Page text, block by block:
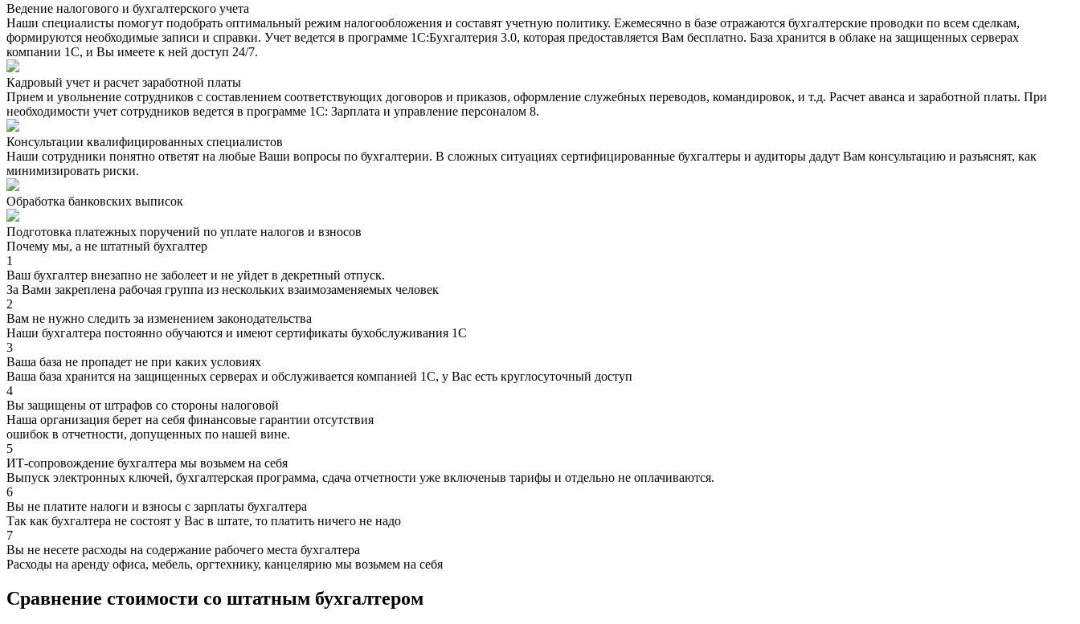
Ведение налогового и бухгалтерского учета
Наши специалисты помогут подобрать оптимальный режим налогообложения и составят учетную политику. Ежемесячно в базе отражаются бухгалтерские проводки по всем сделкам,
формируются необходимые записи и справки. Учет ведется в программе 1С:Бухгалтерия 3.0, которая предоставляется Вам бесплатно. База хранится в облаке на защищенных серверах
компании 1С, и Вы имеете к ней доступ 24/7.
Кадровый учет и расчет заработной платы
Прием и увольнение сотрудников с составлением соответствующих договоров и приказов, оформление служебных переводов, командировок, и т.д. Расчет аванса и заработной платы. При
необходимости учет сотрудников ведется в программе 1С: Зарплата и управление персоналом 8.
Консультации квалифицированных специалистов
Наши сотрудники понятно ответят на любые Ваши вопросы по бухгалтерии. В сложных ситуациях сертифицированные бухгалтеры и аудиторы дадут Вам консультацию и разъяснят, как
минимизировать риски.
Обработка банковских выписок
Подготовка платежных поручений по уплате налогов и взносов
Почему мы, а не штатный бухгалтер
1
Ваш бухгалтер внезапно не заболеет и не уйдет в декретный отпуск.
За Вами закреплена рабочая группа из нескольких взаимозаменяемых человек
2
Вам не нужно следить за изменением законодательства
Наши бухгалтера постоянно обучаются и имеют сертификаты бухобслуживания 1С
3
Ваша база не пропадет не при каких условиях
Ваша база хранится на защищенных серверах и обслуживается компанией 1С, у Вас есть круглосуточный доступ
4
Вы защищены от штрафов со стороны налоговой
Наша организация берет на себя финансовые гарантии отсутствия
ошибок в отчетности, допущенных по нашей вине.
5
ИТ-сопровождение бухгалтера мы возьмем на себя
Выпуск электронных ключей, бухгалтерская программа, сдача отчетности уже включеныв тарифы и отдельно не оплачиваются.
6
Вы не платите налоги и взносы с зарплаты бухгалтера
Так как бухгалтера не состоят у Вас в штате, то платить ничего не надо
7
Вы не несете расходы на содержание рабочего места бухгалтера
Расходы на аренду офиса, мебель, оргтехнику, канцелярию мы возьмем на себя
Сравнение стоимости со штатным бухгалтером